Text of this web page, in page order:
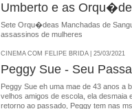
Umberto e as
Sete Orqu�deas Manchadas de
assassinos de mulheres
CINEMA COM FELIPE BRIDA | 25/03/2021
Peggy Sue - Seu
Peggy Sue eh uma mae de 43 anos a
velhos amigos de escola, ela desmaia
retorno ao passado, Peggy tem nas